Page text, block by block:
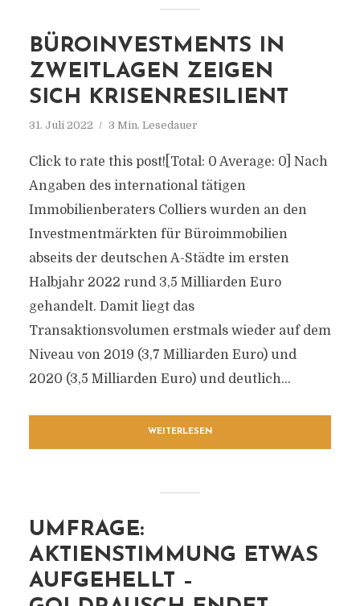
BÜROINVESTMENTS IN
ZWEITLAGEN ZEIGEN
SICH KRISENRESILIENT
31. Juli 2022 3 Min. Lesedauer
Click to rate this post![Total: 0 Average: 0] Nach
Angaben des international tätigen
Immobilienberaters Colliers wurden an den
Investmentmärkten für Büroimmobilien
abseits der deutschen A-Städte im ersten
Halbjahr 2022 rund 3,5 Milliarden Euro
gehandelt. Damit liegt das
Transaktionsvolumen erstmals wieder auf dem
Niveau von 2019 (3,7 Milliarden Euro) und
2020 (3,5 Milliarden Euro) und deutlich...
WEITERLESEN
UMFRAGE:
AKTIENSTIMMUNG ETWAS
AUFGEHELLT –